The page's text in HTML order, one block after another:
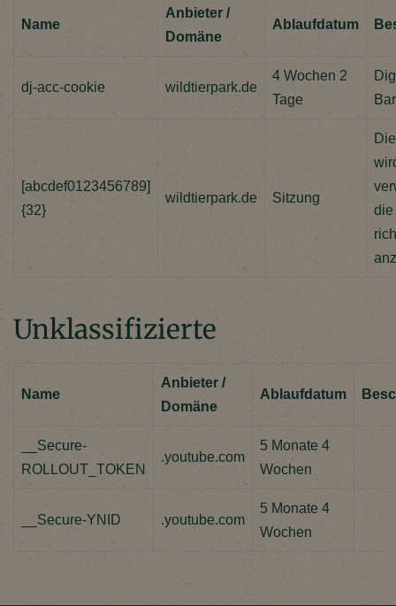
Name
Anbieter /
Domäne
Ablaufdatum
dj-acc-cookie wildtierpark.de
4 Wochen 2
Tage
[abcdef0123456789]
{32}
wildtierpark.de Sitzung
die
Unklassifizierte
Name
Anbieter /
Domäne
Ablaufdatum
__Secure-
ROLLOUT_TOKEN
.youtube.com
5 Monate 4
Wochen
__Secure-YNID .youtube.com
5 Monate 4
Wochen